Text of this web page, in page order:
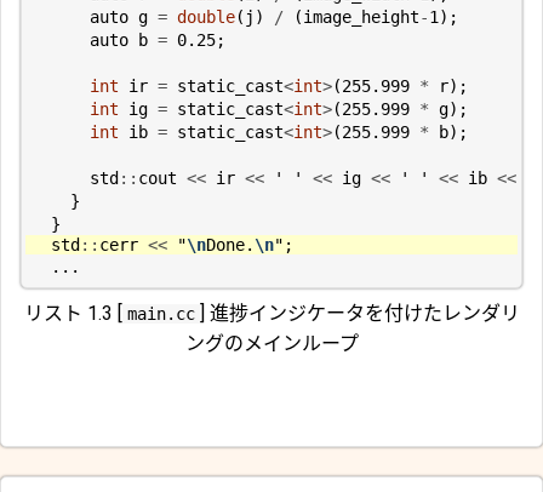
auto g = double( j ) / (image_height-1 );
auto
b = 0.25;
int ir = static_cast<int>(255.999 * r);
int
ig = static_cast<int>(255.999 * g);
int
ib = static_cast<int>(255.999 * b);
std :: cout << ir << ' ' << ig << ' ' << ib <<
}
}
std :: cerr << "\nDone. \n" ;
...
リスト 1.3 [ main.cc ] 進捗インジケータを付けたレンダリ
ングのメインループ